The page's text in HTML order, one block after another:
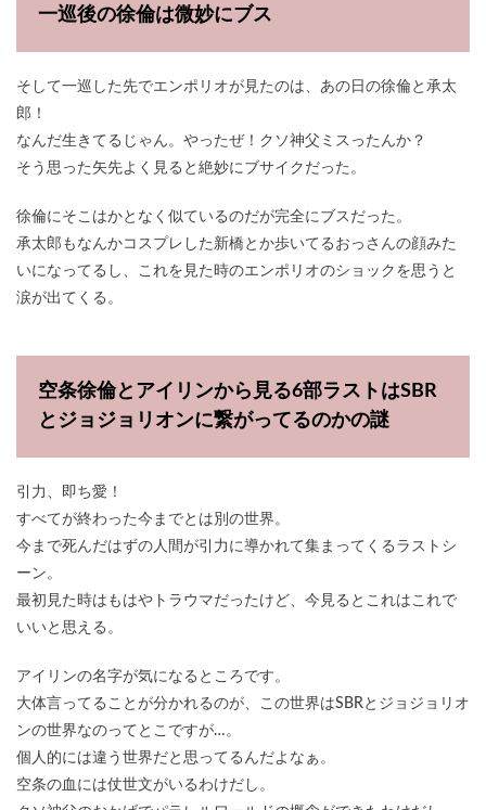
一巡後の徐倫は微妙にブス
そして一巡した先でエンポリオが見たのは、あの日の徐倫と承太
郎！
なんだ生きてるじゃん。やったぜ！クソ神父ミスったんか？
そう思った矢先よく見ると絶妙にブサイクだった。
徐倫にそこはかとなく似ているのだが完全にブスだった。
承太郎もなんかコスプレした新橋とか歩いてるおっさんの顔みた
いになってるし、これを見た時のエンポリオのショックを思うと
涙が出てくる。
空条徐倫とアイリンから見る6部ラストはSBR
とジョジョリオンに繋がってるのかの謎
引力、即ち愛！
すべてが終わった今までとは別の世界。
今まで死んだはずの人間が引力に導かれて集まってくるラストシ
ーン。
最初見た時はもはやトラウマだったけど、今見るとこれはこれで
いいと思える。
アイリンの名字が気になるところです。
大体言ってることが分かれるのが、この世界はSBRとジョジョリオ
ンの世界なのってとこですが…。
個人的には違う世界だと思ってるんだよなぁ。
空条の血には仗世文がいるわけだし。